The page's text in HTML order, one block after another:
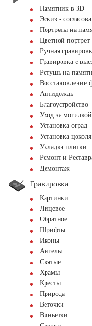
Памятник в 3D
Эскиз -
Портреты на
Цветной портрет
Ручная
Гравировка с
Ретушь на
Восстановление
Антидождь
Благоустройство
Уход за могилкой
Установка оград
Установка цоколя
Укладка плитки
Ремонт и
Демонтаж
Гравировка
Картинки
Лицевое
Обратное
Шрифты
Иконы
Ангелы
Святые
Храмы
Кресты
Природа
Веточки
Виньетки